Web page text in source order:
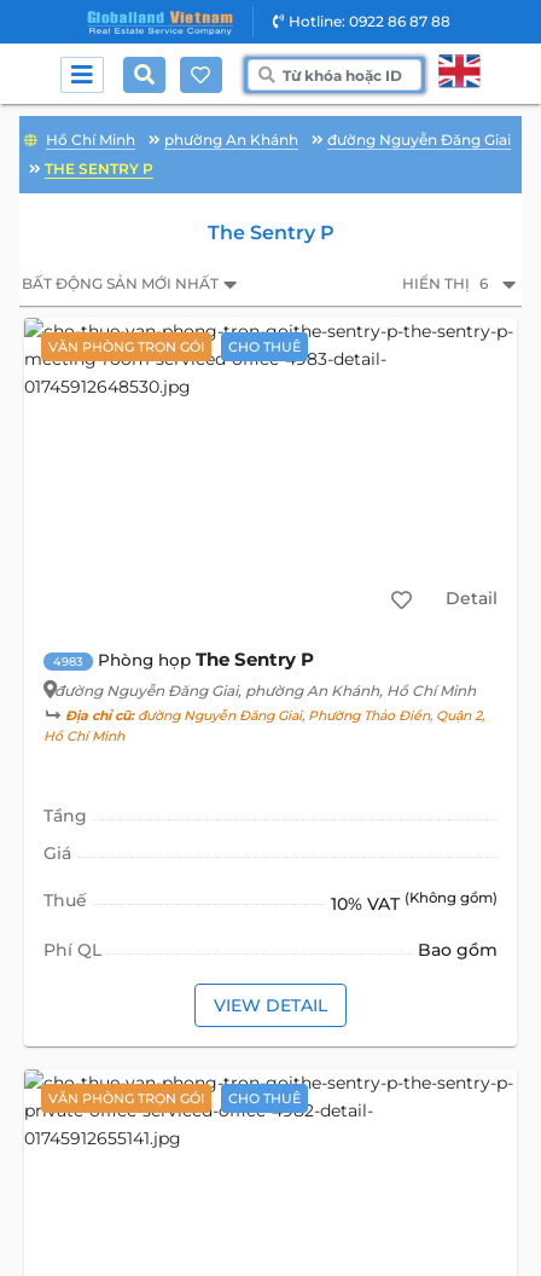
Hotline: 0922 86 87 88
Hồ Chí Minh phường An Khánh
đường Nguyễn Đăng Giai
THE SENTRY P
The Sentry P
BẤT ĐỘNG SẢN MỚI NHẤT HIỂN THỊ 6
VĂN PHÒNG TRỌN GÓI CHO THUÊ
Detail
4983 Phòng họp The Sentry P
đường Nguyễn Đăng Giai, phường An Khánh, Hồ Chí Minh
Địa chỉ cũ:đường Nguyễn Đăng Giai, Phường Thảo Điền, Quận 2,
Hồ Chí Minh
Tầng
Giá
Thuế 10% VAT (Không gồm)
Phí QL Bao gồm
VIEW DETAIL
VĂN PHÒNG TRỌN GÓI CHO THUÊ